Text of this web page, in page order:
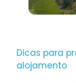
Dicas para
alojamento